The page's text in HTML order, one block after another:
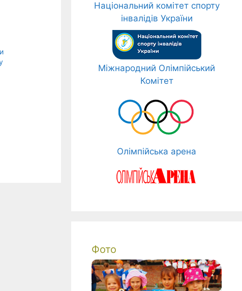
Національний комітет спорту
інвалідів України
Міжнародний Олімпійський
Комітет
Олімпійська арена
Фото